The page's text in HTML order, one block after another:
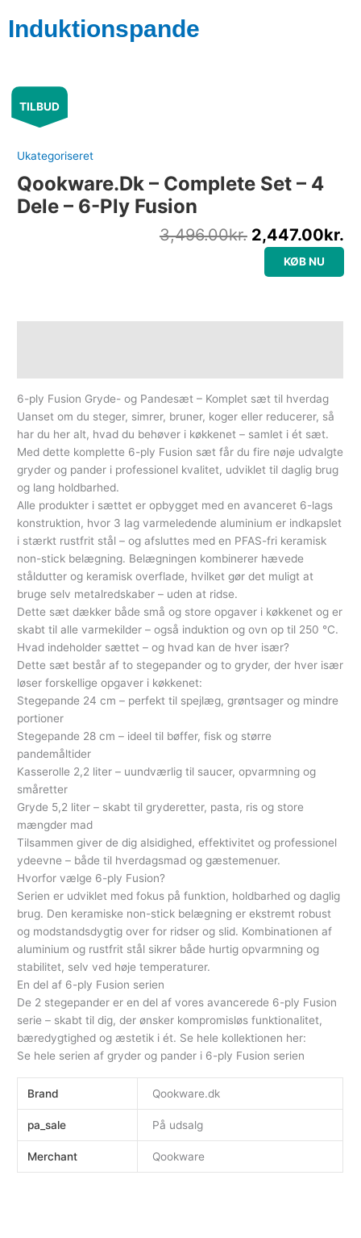
Induktionspande
TILBUD
Ukategoriseret
Qookware.dk – Complete Set – 4
Dele – 6-Ply Fusion
3,496.00kr.
3,496.00kr..
2,447.00kr.
KØB NU
6-ply Fusion Gryde- og Pandesæt – Komplet sæt til hverdag
Uanset om du steger, simrer, bruner, koger eller reducerer, så
har du her alt, hvad du behøver i køkkenet – samlet i ét sæt.
Med dette komplette 6-ply Fusion sæt får du fire nøje udvalgte
gryder og pander i professionel kvalitet, udviklet til daglig brug
og lang holdbarhed.
Alle produkter i sættet er opbygget med en avanceret 6-lags
konstruktion, hvor 3 lag varmeledende aluminium er indkapslet
i stærkt rustfrit stål – og afsluttes med en PFAS-fri keramisk
non-stick belægning. Belægningen kombinerer hævede
ståldutter og keramisk overflade, hvilket gør det muligt at
bruge selv metalredskaber – uden at ridse.
Dette sæt dækker både små og store opgaver i køkkenet og er
skabt til alle varmekilder – også induktion og ovn op til 250 °C.
Hvad indeholder sættet – og hvad kan de hver især?
Dette sæt består af to stegepander og to gryder, der hver især
løser forskellige opgaver i køkkenet:
Stegepande 24 cm – perfekt til spejlæg, grøntsager og mindre
portioner
Stegepande 28 cm – ideel til bøffer, fisk og større
pandemåltider
Kasserolle 2,2 liter – uundværlig til saucer, opvarmning og
småretter
Gryde 5,2 liter – skabt til gryderetter, pasta, ris og store
mængder mad
Tilsammen giver de dig alsidighed, effektivitet og professionel
ydeevne – både til hverdagsmad og gæstemenuer.
Hvorfor vælge 6-ply Fusion?
Serien er udviklet med fokus på funktion, holdbarhed og daglig
brug. Den keramiske non-stick belægning er ekstremt robust
og modstandsdygtig over for ridser og slid. Kombinationen af
aluminium og rustfrit stål sikrer både hurtig opvarmning og
stabilitet, selv ved høje temperaturer.
En del af 6-ply Fusion serien
De 2 stegepander er en del af vores avancerede 6-ply Fusion
serie – skabt til dig, der ønsker kompromisløs funktionalitet,
bæredygtighed og æstetik i ét. Se hele kollektionen her:
Se hele serien af gryder og pander i 6-ply Fusion serien
Brand Qookware.dk
pa_sale På udsalg
Merchant Qookware